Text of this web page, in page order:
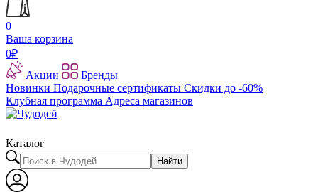
0
Ваша корзина
0₽
Акции
Бренды
Новинки Подарочные сертификаты Скидки до -60%
Клубная программа Адреса магазинов
Каталог
Найти